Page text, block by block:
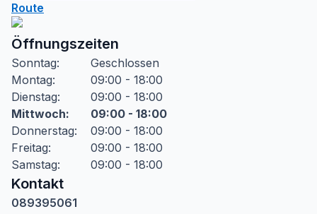
Route
Öffnungszeiten
Sonntag:
Geschlossen
Montag:
09:00 - 18:00
Dienstag:
09:00 - 18:00
Mittwoch:
09:00 - 18:00
Donnerstag:
09:00 - 18:00
Freitag:
09:00 - 18:00
Samstag: 09:00 - 18:00
Kontakt
089395061